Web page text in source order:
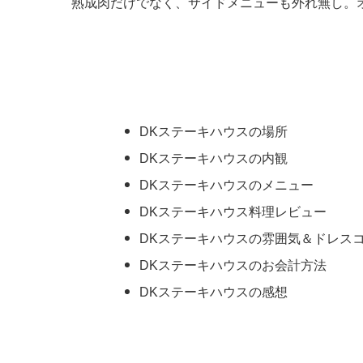
熟成肉だけでなく、サイドメニューも外れ無し。
DKステーキハウスの場所
DKステーキハウスの内観
DKステーキハウスのメニュー
DKステーキハウス料理レビュー
DKステーキハウスの雰囲気＆ドレス
DKステーキハウスのお会計方法
DKステーキハウスの感想